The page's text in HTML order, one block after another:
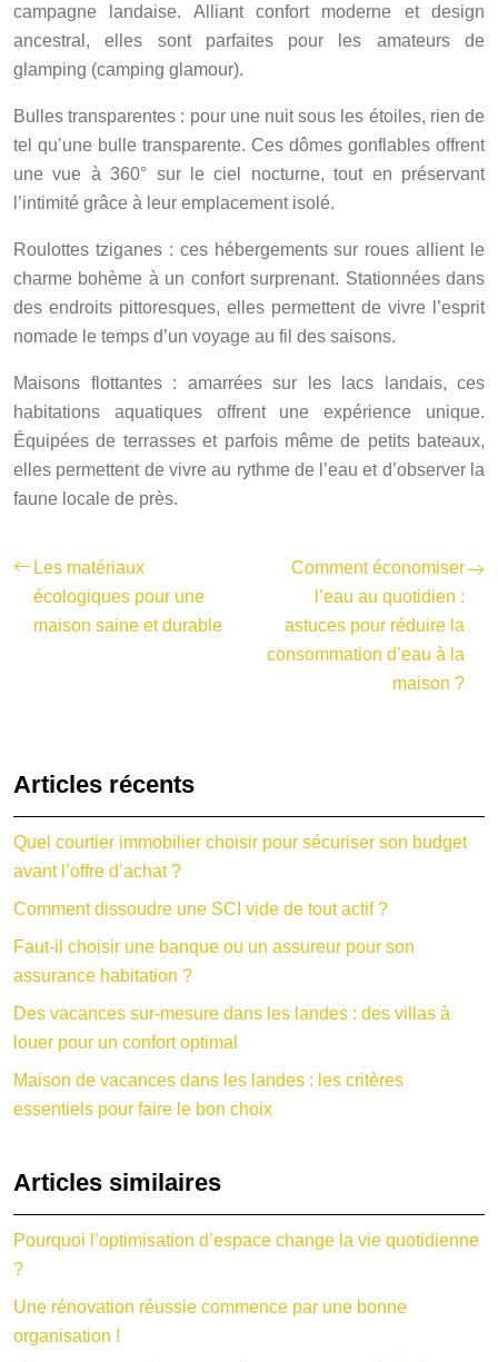
campagne landaise. Alliant confort moderne et design
ancestral, elles sont parfaites pour les amateurs de
glamping (camping glamour).
Bulles transparentes : pour une nuit sous les étoiles, rien de
tel qu’une bulle transparente. Ces dômes gonflables offrent
une vue à 360° sur le ciel nocturne, tout en préservant
l’intimité grâce à leur emplacement isolé.
Roulottes tziganes : ces hébergements sur roues allient le
charme bohème à un confort surprenant. Stationnées dans
des endroits pittoresques, elles permettent de vivre l’esprit
nomade le temps d’un voyage au fil des saisons.
Maisons flottantes : amarrées sur les lacs landais, ces
habitations aquatiques offrent une expérience unique.
Équipées de terrasses et parfois même de petits bateaux,
elles permettent de vivre au rythme de l’eau et d’observer la
faune locale de près.
Les matériaux
écologiques pour une
maison saine et durable
Comment économiser
l’eau au quotidien :
astuces pour réduire la
consommation d’eau à la
maison ?
Articles récents
Quel courtier immobilier choisir pour sécuriser son budget
avant l’offre d’achat ?
Comment dissoudre une SCI vide de tout actif ?
Faut-il choisir une banque ou un assureur pour son
assurance habitation ?
Des vacances sur-mesure dans les landes : des villas à
louer pour un confort optimal
Maison de vacances dans les landes : les critères
essentiels pour faire le bon choix
Articles similaires
Pourquoi l’optimisation d’espace change la vie quotidienne
?
Une rénovation réussie commence par une bonne
organisation !